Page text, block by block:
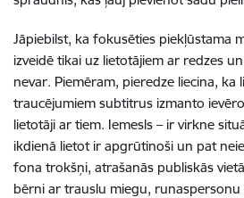
Jāpiebilst, ka fokusēties piekļūstama
izveidē tikai uz lietotājiem ar redzes
nevar. Piemēram, pieredze liecina, ka
traucējumiem subtitrus izmanto
lietotāji ar tiem. Iemesls – ir virkne
ikdienā lietot ir apgrūtinoši un pat
fona trokšņi, atrašanās publiskās
bērni ar trauslu miegu,